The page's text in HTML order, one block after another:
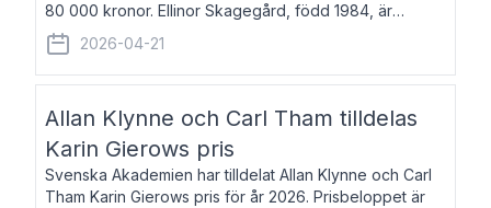
80 000 kronor. Ellinor Skagegård, född 1984, är
författare, journalist och musiker. Hon skriver
återkommande för Svenska Dagbladet, Ups
2026-04-21
Allan Klynne och Carl Tham tilldelas
Karin Gierows pris
Svenska Akademien har tilldelat Allan Klynne och Carl
Tham Karin Gierows pris för år 2026. Prisbeloppet är